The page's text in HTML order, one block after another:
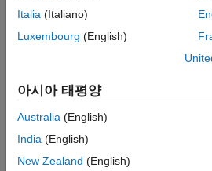
Italia (Italiano)
Luxembourg (English)
아시아 태평양
Australia (English)
India (English)
New Zealand (English)
신뢰 센터 등록 상표
© 1994-2026 The MathWorks, Inc.